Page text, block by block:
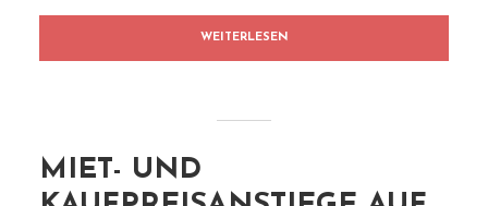
WEITERLESEN
MIET- UND